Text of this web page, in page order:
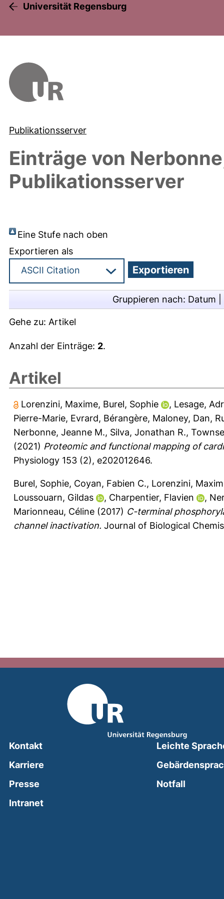
Universität Regensburg
Publikationsserver
Einträge von
Publikationsserver
Eine Stufe nach oben
Exportieren als
Gruppieren nach: Datum
Gehe zu: Artikel
Anzahl der Einträge: 2.
Artikel
Lorenzini, Maxime, Burel, Sophie , Lesage,
Pierre-Marie, Evrard, Bérangère, Maloney, Dan,
Nerbonne, Jeanne M., Silva, Jonathan R.,
(2021) Proteomic and functional mapping of
Physiology 153 (2), e202012646.
Burel, Sophie, Coyan, Fabien C., Lorenzini,
Loussouarn, Gildas
, Charpentier, Flavien ,
Marionneau, Céline (2017) C-terminal
channel inactivation. Journal of Biological
Kontakt
Karriere
Presse
Intranet(external link, opens in a new window)
Leichte
Notfall